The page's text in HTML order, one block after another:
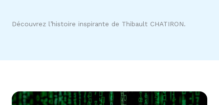
Découvrez l’histoire inspirante de Thibault CHATIRON.